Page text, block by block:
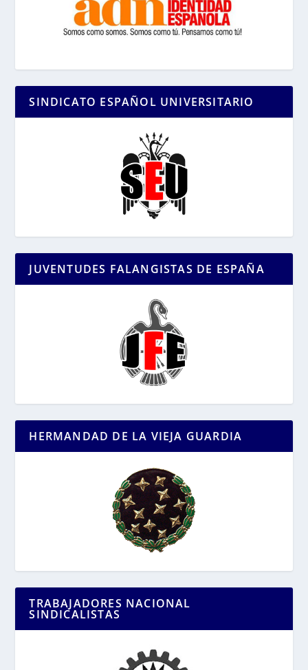
SINDICATO ESPAÑOL UNIVERSITARIO
JUVENTUDES FALANGISTAS DE ESPAÑA
HERMANDAD DE LA VIEJA GUARDIA
TRABAJADORES NACIONAL
SINDICALISTAS